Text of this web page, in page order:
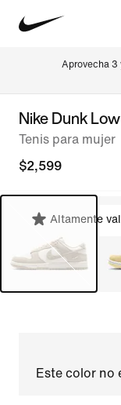
Aprovecha 3
Nike Dunk
Tenis para mujer
$2,599
Altamente
Este color no